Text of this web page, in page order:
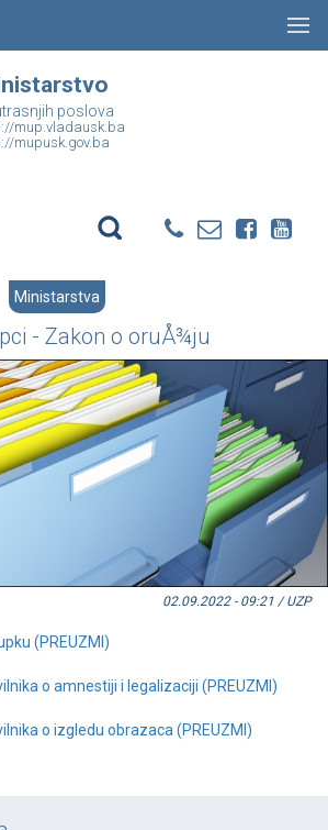
poslova
mup.vladausk.ba
mupusk.gov.ba
Ministarstva
- Zakon o oruÅ¾ju
02.09.2022 - 09:21 / UZP
(PREUZMI)
o amnestiji i legalizaciji (PREUZMI)
o izgledu obrazaca (PREUZMI)